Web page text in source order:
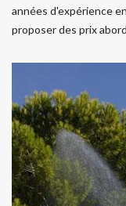
années d'expérience
proposer des prix